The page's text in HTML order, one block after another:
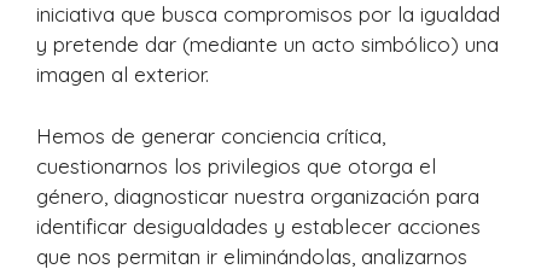
iniciativa que busca compromisos por la igualdad
y pretende dar (mediante un acto simbólico) una
imagen al exterior.
Hemos de generar conciencia crítica,
cuestionarnos los privilegios que otorga el
género, diagnosticar nuestra organización para
identificar desigualdades y establecer acciones
que nos permitan ir eliminándolas, analizarnos